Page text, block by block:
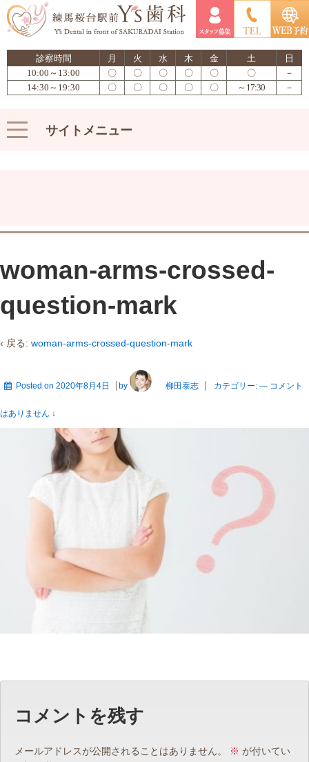
診察時間 月 火 水 木 金 土
日
10:00～13:00
〇 〇 〇 〇 〇 〇
－
14:30～19:30
〇 〇 〇 〇 〇 ～17:30 －
サイトメニュー
woman-arms-crossed-
question-mark
‹ 戻る: woman-arms-crossed-question-mark
Posted on 2020年8月4日 by 柳田泰志 カテゴリー: — コメント
はありません ↓
コメントを残す
メールアドレスが公開されることはありません。 ※ が付いてい